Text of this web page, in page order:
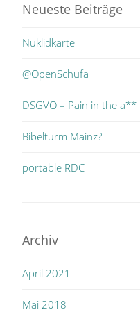
Neueste Beiträge
Nuklidkarte
@OpenSchufa
DSGVO – Pain in the a**
Bibelturm Mainz?
portable RDC
Archiv
April 2021
Mai 2018